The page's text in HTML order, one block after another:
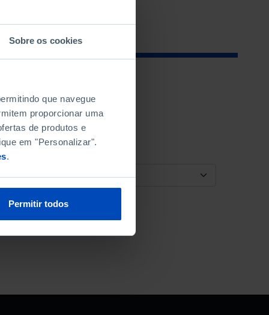
Sobre os cookies
que navegue
proporcionar uma
de produtos e
em "Personalizar".
.
Permitir todos
ORDENAR POR